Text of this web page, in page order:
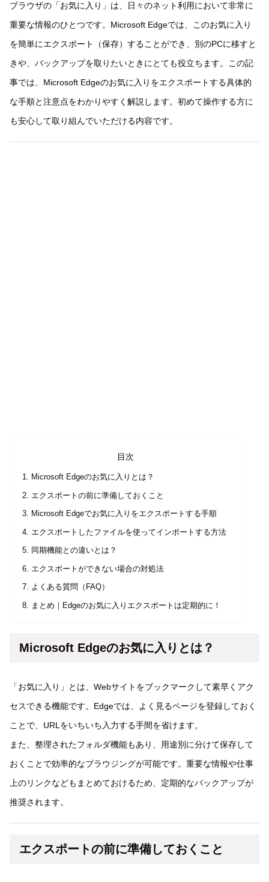
ブラウザの「お気に入り」は、日々のネット利用において非常に
重要な情報のひとつです。Microsoft Edgeでは、このお気に入り
を簡単にエクスポート（保存）することができ、別のPCに移すと
きや、バックアップを取りたいときにとても役立ちます。この記
事では、Microsoft Edgeのお気に入りをエクスポートする具体的
な手順と注意点をわかりやすく解説します。初めて操作する方に
も安心して取り組んでいただける内容です。
目次
Microsoft Edgeのお気に入りとは？
エクスポートの前に準備しておくこと
Microsoft Edgeでお気に入りをエクスポートする手順
エクスポートしたファイルを使ってインポートする方法
同期機能との違いとは？
エクスポートができない場合の対処法
よくある質問（FAQ）
まとめ｜Edgeのお気に入りエクスポートは定期的に！
Microsoft Edgeのお気に入りとは？
「お気に入り」とは、Webサイトをブックマークして素早くアク
セスできる機能です。Edgeでは、よく見るページを登録しておく
ことで、URLをいちいち入力する手間を省けます。
また、整理されたフォルダ機能もあり、用途別に分けて保存して
おくことで効率的なブラウジングが可能です。重要な情報や仕事
上のリンクなどもまとめておけるため、定期的なバックアップが
推奨されます。
エクスポートの前に準備しておくこと